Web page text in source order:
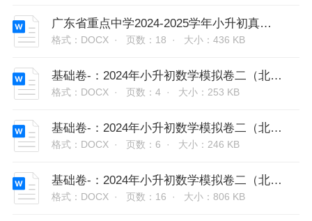
广东省重点中学2024-2025学年小升初真题分班考数学押题卷（北师大版）
格式：DOCX · 页数：18 · 大小：436 KB
基础卷-：2024年小升初数学模拟卷二（北师大版）A3版
格式：DOCX · 页数：4 · 大小：253 KB
基础卷-：2024年小升初数学模拟卷二（北师大版）A4版
格式：DOCX · 页数：6 · 大小：246 KB
基础卷-：2024年小升初数学模拟卷二（北师大版）答案解析
格式：DOCX · 页数：16 · 大小：806 KB